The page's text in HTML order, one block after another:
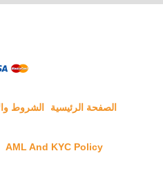
الصفحة الرئيسية الشروط
AML And KYC Policy